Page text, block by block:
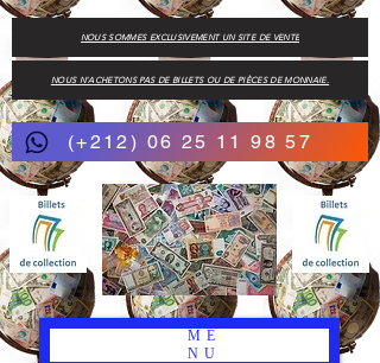
(+212) 06 25 11 98 57
ME
NU
NOUS N'ACHETONS PAS DE BILLETS OU DE PIÈCES DE MONNAIE.
NOUS SOMMES EXCLUSIVEMENT UN SITE DE VENTE